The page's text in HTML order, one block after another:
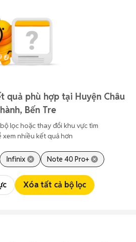
quả phù hợp tại Huyện Châu
Bến Tre
lọc hoặc thay đổi khu vực tìm
xem nhiều kết quả hơn
Infinix Note 40 Pro+
Xóa tất cả bộ lọc